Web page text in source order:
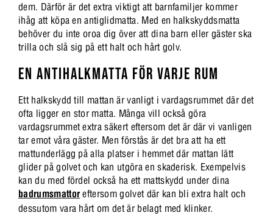
dem. Därför är det extra viktigt att barnfamiljer kommer
ihåg att köpa en antiglidmatta. Med en halkskyddsmatta
behöver du inte oroa dig över att dina barn eller gäster ska
trilla och slå sig på ett halt och hårt golv.
EN ANTIHALKMATTA FÖR VARJE RUM
Ett halkskydd till mattan är vanligt i vardagsrummet där det
ofta ligger en stor matta. Många vill också göra
vardagsrummet extra säkert eftersom det är där vi vanligen
tar emot våra gäster. Men förstås är det bra att ha ett
mattunderlägg på alla platser i hemmet där mattan lätt
glider på golvet och kan utgöra en skaderisk. Exempelvis
kan du med fördel också ha ett mattskydd under dina
badrumsmattoreftersom golvet där kan bli extra halt och
dessutom vara hårt om det är belagt med klinker.